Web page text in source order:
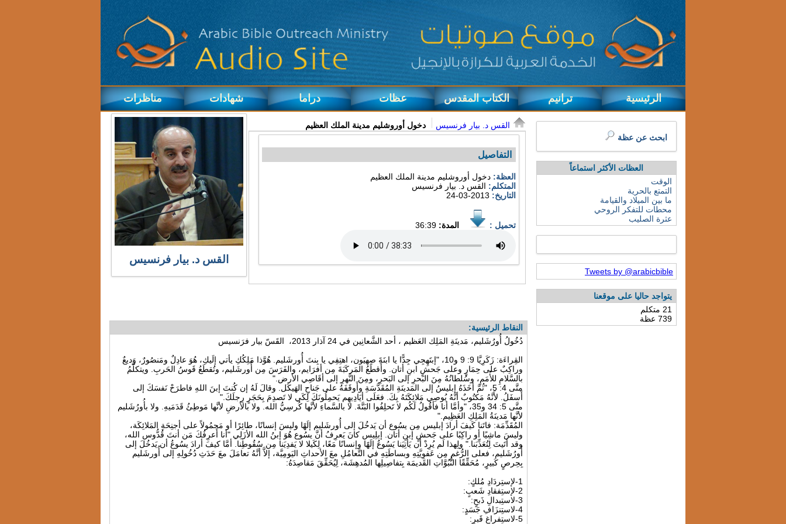
الرئيسية ترانيم الكتاب المقدس عظات دراما شهادات مناظرات
ابحث عن عظة
العظات الأكثر استماعاً
الوقت
التمتع بالحرية
ما بين الميلاد والقيامة
محطات للتفكر الروحي
عثرة الصليب
Tweets by @arabicbible
يتواجد حاليا على موقعنا
21 متكلم
739 عظة
القس د. بيار فرنسيس دخول أوروشليم مدينة الملك العظيم
التفاصيل
العظة: دخول أوروشليم مدينة الملك العظيم
المتكلم: القس د. بيار فرنسيس
التاريخ:
تحميل : المدة:
القس د. بيار فرنسيس
النقاط الرئيسية:
دُخُولُ أُورُشَليم، مَدينَةِ المَلِك العَظيم ، أحد الشَّعانِين في 24 آذار 2013، القَسّ بيار فرَنسيس
القِراءَة: زَكَرِيَّا 9: 9 و10، "إبتَهِجِي جِدًّا يا ابنَةَ صِهيَون، اهتِفِي يا بِنتَ أُورشَليم. هُوَّذا مَلِكُكِ يأتي إلَيكِ، هُوَ عادِلٌ ومَنصُورٌ، وَديعٌ
وراكِبٌ على حِمَارٍ وعلى جَحشٍ ابنِ أتان. وأَقطَعُ المَركَبَةَ مِن أفرَايم، والفَرَسَ مِن أُورشَليم، وتُقطَعُ قَوسُ الحَربِ. ويتكلَّمُ
بالسَّلامِ للأُمَمِ، وسُلطانُهُ مِنَ البَحرِ إلى البَحرِ، ومِنَ النَّهرِ إلى أقَاصِي الأرض."
متَّى 4: 5، "ثُمَّ أخَذَهُ إبليسُ إلى المَدينَةِ المُقَدَّسَةِ وأَوقَفَهُ على جَناحِ الهَيكَل. وقالَ لَهُ إن كُنتَ إبنَ اللهِ فاطرَحْ نَفسَكَ إلى
أَسفَلُ. لأَنَّهُ مَكتُوبٌ أنَّهُ يُوصِي مَلائِكَتَهُ بِكَ. فعَلَى أيَادِيهِم يَحمِلُونَكَ لِكَي لا تَصدِمَ بِحَجَرٍ رِجلَكَ."
متَّى 5: 34 و35، "وأمَّا أنا فأَقُولُ لَكُم لا تَحلِفُوا البَتَّةَ. لا بالسَّماءِ لأَنَّها كُرسِيُّ الله. ولا بالأرضِ لأنَّها مَوطِئُ قَدَمَيهِ. ولا بأُورُشَليم
لأنَّها مَدينَةُ المَلِكِ العَظِيم."
المُقَدِّمَة: فاتَنا كَيفَ أرادَ إبليس مِن يسُوع أن يَدخُلَ إلى أُورشَليم إلَهًا وليسَ إنسانًا، طائِرًا أو مَحمُولاً على أجنِحَةِ المَلائِكَة،
وليسَ ماشِيًا أو راكِبًا على جَحشٍ إبنِ أتان. إبلِيس كانَ يَعرِفُ أنَّ يسُوع هُوَ إبنُ الله الأزَلِي "أنا أَعرِفُكَ مَن أنتَ قُدُّوس الله،
وقد أتَيتَ لِتُعَذِّبَنا." ولِهذا لَم يُرِدْ أن يَأتِيَنا يَسُوعُ إلَهًا وإنسانًا مَعًا، لِكَيلا لا يَفدِيَنا مِن سُقُوطِنا. أمَّا كيفَ أرادَ يسُوعُ أن يَدخُلَ إلى
أُورُشَليم، فعلى الرُّغمِ مِن عَفوِيَّتِهِ وبساطَتِهِ في التَّعامُلِ معَ الأحداثِ اليَومِيَّة، إلاَّ أنَّهُ تعامَلَ معَ حَدَثِ دُخُولِهِ إلى أُورشَليم
بِحِرصٍ كَبيرٍ، مُحَقِّقًا النُّبُوَّاتِ القَديمَة بِتفاصِيلِها المُدهِشَة، لِيُحَقِّقَ مَقاصِدَهُ:
1-لإستِردَادِ مُلكٍ:
2-لإستِفقادِ شَعبٍ:
3-لاستِبدالِ ذَبحٍ:
4-لاستِنزَافِ جَسَدٍ:
5-لاستِفراغِ قَبرٍ: